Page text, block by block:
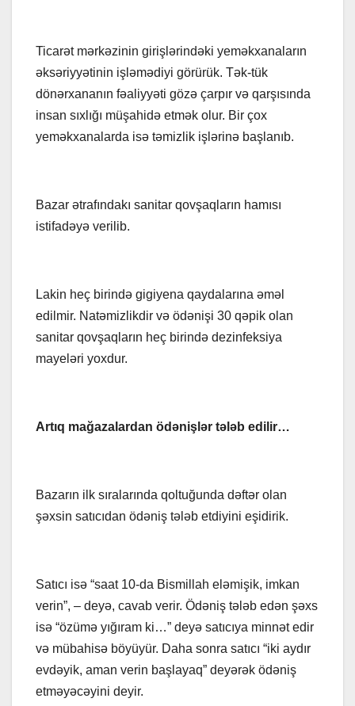
Ticarət mərkəzinin girişlərindəki yeməkxanaların
əksəriyyətinin işləmədiyi görürük. Tək-tük
dönərxananın fəaliyyəti gözə çarpır və qarşısında
insan sıxlığı müşahidə etmək olur. Bir çox
yeməkxanalarda isə təmizlik işlərinə başlanıb.
Bazar ətrafındakı sanitar qovşaqların hamısı
istifadəyə verilib.
Lakin heç birində gigiyena qaydalarına əməl
edilmir. Natəmizlikdir və ödənişi 30 qəpik olan
sanitar qovşaqların heç birində dezinfeksiya
mayeləri yoxdur.
Artıq mağazalardan ödənişlər tələb edilir…
Bazarın ilk sıralarında qoltuğunda dəftər olan
şəxsin satıcıdan ödəniş tələb etdiyini eşidirik.
Satıcı isə “saat 10-da Bismillah eləmişik, imkan
verin”, – deyə, cavab verir. Ödəniş tələb edən şəxs
isə “özümə yığıram ki…” deyə satıcıya minnət edir
və mübahisə böyüyür. Daha sonra satıcı “iki aydır
evdəyik, aman verin başlayaq” deyərək ödəniş
etməyəcəyini deyir.